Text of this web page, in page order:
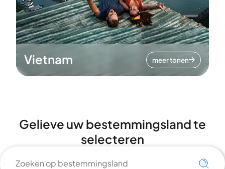
Vietnam meer tonen
Gelieve uw bestemmingsland te
selecteren